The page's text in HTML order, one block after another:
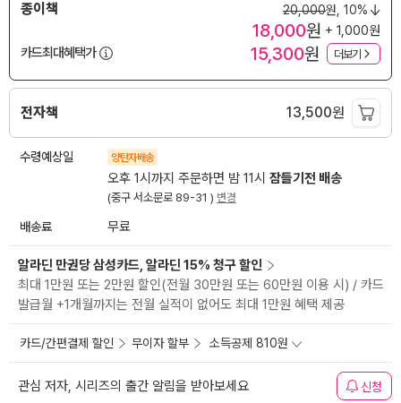
종이책 20,000원, 10%
18,000원 + 1,000원
카드최대혜택가
15,300원 더보기
전자책 13,500원
수령예상일 양탄자배송
오후 1시까지 주문하면 밤 11시 잠들기전 배송
(중구 서소문로 89-31 ) 변경
배송료 무료
알라딘 만권당 삼성카드, 알라딘 15% 청구 할인
최대 1만원 또는 2만원 할인(전월 30만원 또는 60만원 이용 시) / 카드
발급월 +1개월까지는 전월 실적이 없어도 최대 1만원 혜택 제공
카드/간편결제 할인 무이자 할부 소득공제 810원
관심 저자, 시리즈의 출간 알림을 받아보세요 신청